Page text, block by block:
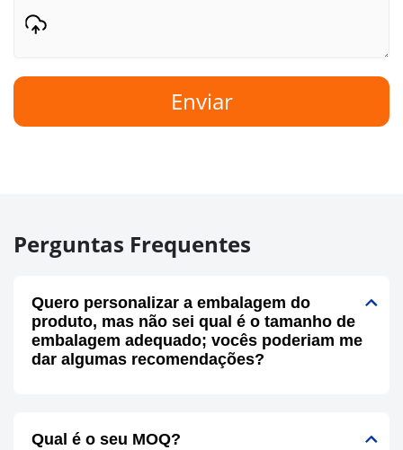
Enviar
Perguntas Frequentes
Quero personalizar a embalagem do
produto, mas não sei qual é o tamanho de
embalagem adequado; vocês poderiam me
dar algumas recomendações?
Qual é o seu MOQ?